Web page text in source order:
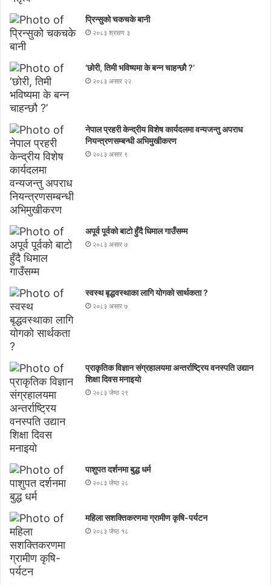
प्रिन्सुको चकचके बानी
२०८३ श्रावण ३
‘छोरी, तिमी भविष्यमा के बन्न चाहन्छौ ?’
२०८३ असार २२
नेपाल प्रहरी केन्द्रीय विशेष कार्यदलमा वन्यजन्तु अपराध
नियन्त्रणसम्बन्धी अभिमुखीकरण
२०८३ असार ९
अपूर्व पूर्वको बाटो हुँदै धिमाल गाउँसम्म
२०८३ असार ७
स्वस्थ बृद्धवस्थाका लागि योगको सार्थकता ?
२०८३ असार ७
प्राकृतिक विज्ञान संग्रहालयमा अन्तर्राष्ट्रिय वनस्पति उद्यान
शिक्षा दिवस मनाइयाे
२०८३ जेष्ठ २९
पाशुपत दर्शनमा बुद्ध धर्म​
२०८३ जेष्ठ २८
महिला सशक्तिकरणमा ग्रामीण कृषि-पर्यटन
२०८३ जेष्ठ १८